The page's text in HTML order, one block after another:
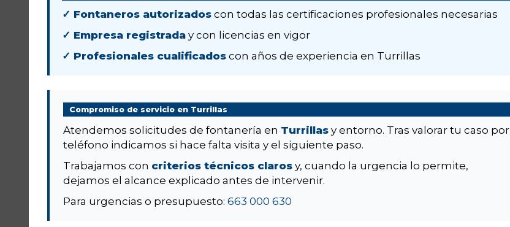
✓ Fontaneros autorizados con todas las certificaciones profesionales necesarias
✓ Empresa registrada y con licencias en vigor
✓ Profesionales cualificados con años de experiencia en Turrillas
Compromiso de servicio en Turrillas
Atendemos solicitudes de fontanería en Turrillas y entorno. Tras valorar tu caso por
teléfono indicamos si hace falta visita y el siguiente paso.
Trabajamos con criterios técnicos claros y, cuando la urgencia lo permite,
dejamos el alcance explicado antes de intervenir.
Para urgencias o presupuesto: 663 000 630